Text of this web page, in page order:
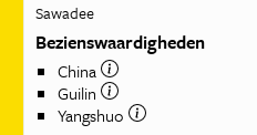
Sawadee
Bezienswaardigheden
China
Guilin
Yangshuo